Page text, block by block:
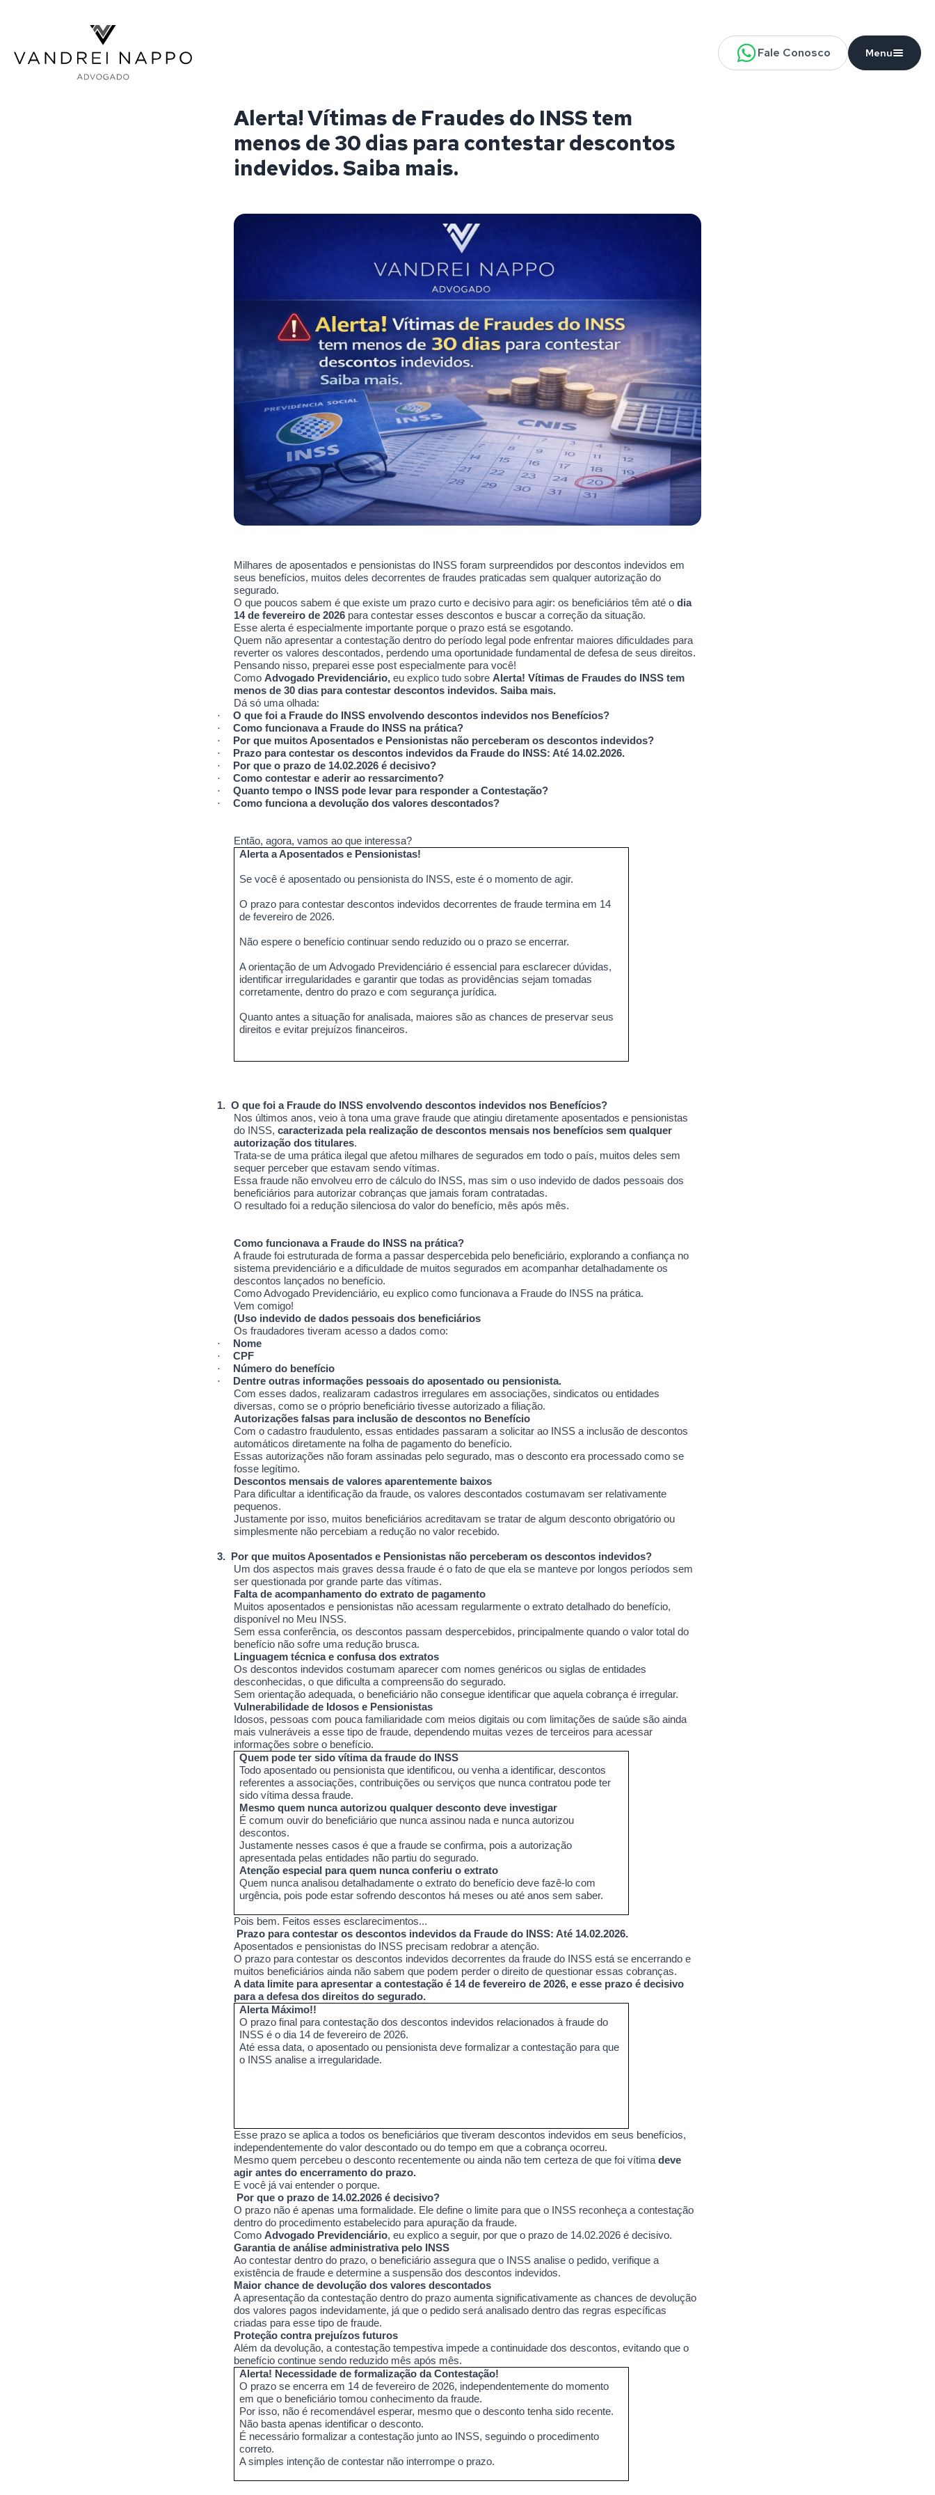
Vandrei Nappo - Advogado
Fale Conosco
Menu
Alerta! Vítimas de Fraudes do INSS tem
menos de 30 dias para contestar descontos
indevidos. Saiba mais.
Milhares de aposentados e pensionistas do INSS foram surpreendidos por descontos indevidos em
seus benefícios, muitos deles decorrentes de fraudes praticadas sem qualquer autorização do
segurado.
O que poucos sabem é que existe um prazo curto e decisivo para agir: os beneficiários têm até o dia
14 de fevereiro de 2026 para contestar esses descontos e buscar a correção da situação.
Esse alerta é especialmente importante porque o prazo está se esgotando.
Quem não apresentar a contestação dentro do período legal pode enfrentar maiores dificuldades para
reverter os valores descontados, perdendo uma oportunidade fundamental de defesa de seus direitos.
Pensando nisso, preparei esse post especialmente para você!
Como Advogado Previdenciário, eu explico tudo sobre Alerta! Vítimas de Fraudes do INSS tem
menos de 30 dias para contestar descontos indevidos. Saiba mais.
Dá só uma olhada:
·
O que foi a Fraude do INSS envolvendo descontos indevidos nos Benefícios?
·
Como funcionava a Fraude do INSS na prática?
·
Por que muitos Aposentados e Pensionistas não perceberam os descontos indevidos?
·
Prazo para contestar os descontos indevidos da Fraude do INSS: Até 14.02.2026.
·
Por que o prazo de 14.02.2026 é decisivo?
·
Como contestar e aderir ao ressarcimento?
·
Quanto tempo o INSS pode levar para responder a Contestação?
·
Como funciona a devolução dos valores descontados?
Então, agora, vamos ao que interessa?
Alerta a Aposentados e Pensionistas!
Se você é aposentado ou pensionista do INSS, este é o momento de agir.
O prazo para contestar descontos indevidos decorrentes de fraude termina em 14
de fevereiro de 2026.
Não espere o benefício continuar sendo reduzido ou o prazo se encerrar.
A orientação de um Advogado Previdenciário é essencial para esclarecer dúvidas,
identificar irregularidades e garantir que todas as providências sejam tomadas
corretamente, dentro do prazo e com segurança jurídica.
Quanto antes a situação for analisada, maiores são as chances de preservar seus
direitos e evitar prejuízos financeiros.
1. O que foi a Fraude do INSS envolvendo descontos indevidos nos Benefícios?
Nos últimos anos, veio à tona uma grave fraude que atingiu diretamente aposentados e pensionistas
do INSS, caracterizada pela realização de descontos mensais nos benefícios sem qualquer
autorização dos titulares.
Trata-se de uma prática ilegal que afetou milhares de segurados em todo o país, muitos deles sem
sequer perceber que estavam sendo vítimas.
Essa fraude não envolveu erro de cálculo do INSS, mas sim o uso indevido de dados pessoais dos
beneficiários para autorizar cobranças que jamais foram contratadas.
O resultado foi a redução silenciosa do valor do benefício, mês após mês.
Como funcionava a Fraude do INSS na prática?
A fraude foi estruturada de forma a passar despercebida pelo beneficiário, explorando a confiança no
sistema previdenciário e a dificuldade de muitos segurados em acompanhar detalhadamente os
descontos lançados no benefício.
Como Advogado Previdenciário, eu explico como funcionava a Fraude do INSS na prática.
Vem comigo!
(Uso indevido de dados pessoais dos beneficiários
Os fraudadores tiveram acesso a dados como:
·
Nome
·
CPF
·
Número do benefício
·
Dentre outras informações pessoais do aposentado ou pensionista.
Com esses dados, realizaram cadastros irregulares em associações, sindicatos ou entidades
diversas, como se o próprio beneficiário tivesse autorizado a filiação.
Autorizações falsas para inclusão de descontos no Benefício
Com o cadastro fraudulento, essas entidades passaram a solicitar ao INSS a inclusão de descontos
automáticos diretamente na folha de pagamento do benefício.
Essas autorizações não foram assinadas pelo segurado, mas o desconto era processado como se
fosse legítimo.
Descontos mensais de valores aparentemente baixos
Para dificultar a identificação da fraude, os valores descontados costumavam ser relativamente
pequenos.
Justamente por isso, muitos beneficiários acreditavam se tratar de algum desconto obrigatório ou
simplesmente não percebiam a redução no valor recebido.
3.
Por que muitos Aposentados e Pensionistas não perceberam os descontos indevidos?
Um dos aspectos mais graves dessa fraude é o fato de que ela se manteve por longos períodos sem
ser questionada por grande parte das vítimas.
Falta de acompanhamento do extrato de pagamento
Muitos aposentados e pensionistas não acessam regularmente o extrato detalhado do benefício,
disponível no Meu INSS.
Sem essa conferência, os descontos passam despercebidos, principalmente quando o valor total do
benefício não sofre uma redução brusca.
Linguagem técnica e confusa dos extratos
Os descontos indevidos costumam aparecer com nomes genéricos ou siglas de entidades
desconhecidas, o que dificulta a compreensão do segurado.
Sem orientação adequada, o beneficiário não consegue identificar que aquela cobrança é irregular.
Vulnerabilidade de Idosos e Pensionistas
Idosos, pessoas com pouca familiaridade com meios digitais ou com limitações de saúde são ainda
mais vulneráveis a esse tipo de fraude, dependendo muitas vezes de terceiros para acessar
informações sobre o benefício.
Quem pode ter sido vítima da fraude do INSS
Todo aposentado ou pensionista que identificou, ou venha a identificar, descontos
referentes a associações, contribuições ou serviços que nunca contratou pode ter
sido vítima dessa fraude.
Mesmo quem nunca autorizou qualquer desconto deve investigar
É comum ouvir do beneficiário que nunca assinou nada e nunca autorizou
descontos.
Justamente nesses casos é que a fraude se confirma, pois a autorização
apresentada pelas entidades não partiu do segurado.
Atenção especial para quem nunca conferiu o extrato
Quem nunca analisou detalhadamente o extrato do benefício deve fazê-lo com
urgência, pois pode estar sofrendo descontos há meses ou até anos sem saber.
Pois bem. Feitos esses esclarecimentos...
Prazo para contestar os descontos indevidos da Fraude do INSS: Até 14.02.2026.
Aposentados e pensionistas do INSS precisam redobrar a atenção.
O prazo para contestar os descontos indevidos decorrentes da fraude do INSS está se encerrando e
muitos beneficiários ainda não sabem que podem perder o direito de questionar essas cobranças.
A data limite para apresentar a contestação é 14 de fevereiro de 2026, e esse prazo é decisivo
para a defesa dos direitos do segurado.
Alerta Máximo!!
O prazo final para contestação dos descontos indevidos relacionados à fraude do
INSS é o dia 14 de fevereiro de 2026.
Até essa data, o aposentado ou pensionista deve formalizar a contestação para que
o INSS analise a irregularidade.
Esse prazo se aplica a todos os beneficiários que tiveram descontos indevidos em seus benefícios,
independentemente do valor descontado ou do tempo em que a cobrança ocorreu.
Mesmo quem percebeu o desconto recentemente ou ainda não tem certeza de que foi vítima deve
agir antes do encerramento do prazo.
E você já vai entender o porque.
Por que o prazo de 14.02.2026 é decisivo?
O prazo não é apenas uma formalidade. Ele define o limite para que o INSS reconheça a contestação
dentro do procedimento estabelecido para apuração da fraude.
Como Advogado Previdenciário, eu explico a seguir, por que o prazo de 14.02.2026 é decisivo.
Garantia de análise administrativa pelo INSS
Ao contestar dentro do prazo, o beneficiário assegura que o INSS analise o pedido, verifique a
existência de fraude e determine a suspensão dos descontos indevidos.
Maior chance de devolução dos valores descontados
A apresentação da contestação dentro do prazo aumenta significativamente as chances de devolução
dos valores pagos indevidamente, já que o pedido será analisado dentro das regras específicas
criadas para esse tipo de fraude.
Proteção contra prejuízos futuros
Além da devolução, a contestação tempestiva impede a continuidade dos descontos, evitando que o
benefício continue sendo reduzido mês após mês.
Alerta! Necessidade de formalização da Contestação!
O prazo se encerra em 14 de fevereiro de 2026, independentemente do momento
em que o beneficiário tomou conhecimento da fraude.
Por isso, não é recomendável esperar, mesmo que o desconto tenha sido recente.
Não basta apenas identificar o desconto.
É necessário formalizar a contestação junto ao INSS, seguindo o procedimento
correto.
A simples intenção de contestar não interrompe o prazo.